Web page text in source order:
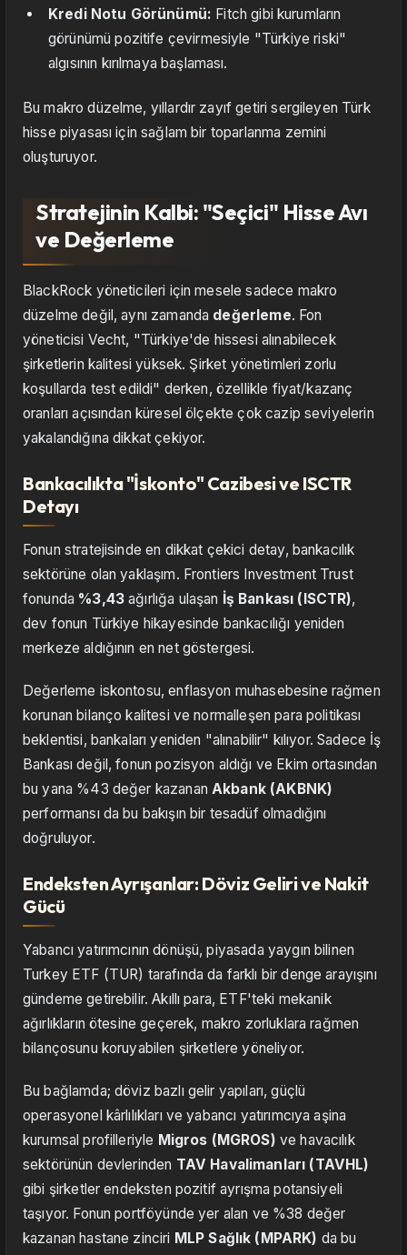
Kredi Notu Görünümü: Fitch gibi kurumların
görünümü pozitife çevirmesiyle "Türkiye riski"
algısının kırılmaya başlaması.
Bu makro düzelme, yıllardır zayıf getiri sergileyen Türk
hisse piyasası için sağlam bir toparlanma zemini
oluşturuyor.
Stratejinin Kalbi: "Seçici" Hisse Avı
ve Değerleme
BlackRock yöneticileri için mesele sadece makro
düzelme değil, aynı zamanda değerleme. Fon
yöneticisi Vecht, "Türkiye'de hissesi alınabilecek
şirketlerin kalitesi yüksek. Şirket yönetimleri zorlu
koşullarda test edildi" derken, özellikle fiyat/kazanç
oranları açısından küresel ölçekte çok cazip seviyelerin
yakalandığına dikkat çekiyor.
Bankacılıkta "İskonto" Cazibesi ve ISCTR
Detayı
Fonun stratejisinde en dikkat çekici detay, bankacılık
sektörüne olan yaklaşım. Frontiers Investment Trust
fonunda %3,43 ağırlığa ulaşan İş Bankası (ISCTR),
dev fonun Türkiye hikayesinde bankacılığı yeniden
merkeze aldığının en net göstergesi.
Değerleme iskontosu, enflasyon muhasebesine rağmen
korunan bilanço kalitesi ve normalleşen para politikası
beklentisi, bankaları yeniden "alınabilir" kılıyor. Sadece İş
Bankası değil, fonun pozisyon aldığı ve Ekim ortasından
bu yana %43 değer kazanan Akbank (AKBNK)
performansı da bu bakışın bir tesadüf olmadığını
doğruluyor.
Endeksten Ayrışanlar: Döviz Geliri ve Nakit
Gücü
Yabancı yatırımcının dönüşü, piyasada yaygın bilinen
Turkey ETF (TUR) tarafında da farklı bir denge arayışını
gündeme getirebilir. Akıllı para, ETF'teki mekanik
ağırlıkların ötesine geçerek, makro zorluklara rağmen
bilançosunu koruyabilen şirketlere yöneliyor.
Bu bağlamda; döviz bazlı gelir yapıları, güçlü
operasyonel kârlılıkları ve yabancı yatırımcıya aşina
kurumsal profilleriyle Migros (MGROS) ve havacılık
sektörünün devlerinden TAV Havalimanları (TAVHL)
gibi şirketler endeksten pozitif ayrışma potansiyeli
taşıyor. Fonun portföyünde yer alan ve %38 değer
kazanan hastane zinciri MLP Sağlık (MPARK) da bu